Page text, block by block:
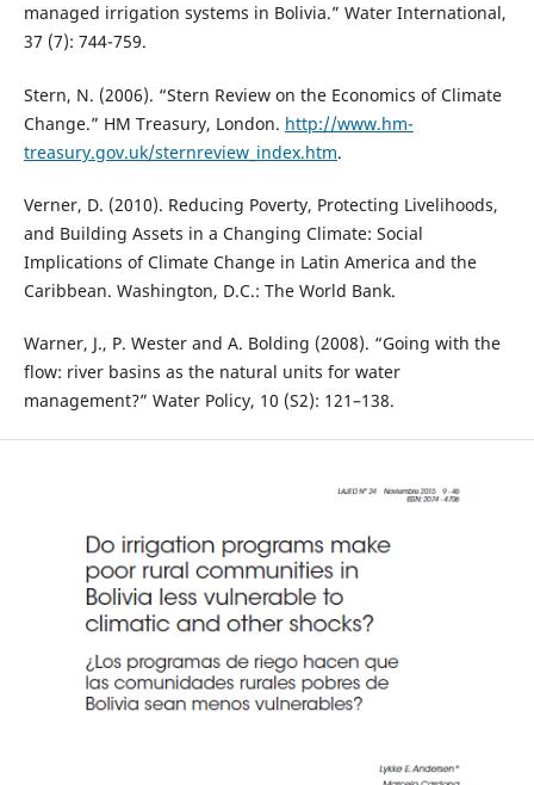
managed irrigation systems in Bolivia.” Water International,
37 (7): 744-759.
Stern, N. (2006). “Stern Review on the Economics of Climate
Change.” HM Treasury, London. http://www.hm-
treasury.gov.uk/sternreview_index.htm.
Verner, D. (2010). Reducing Poverty, Protecting Livelihoods,
and Building Assets in a Changing Climate: Social
Implications of Climate Change in Latin America and the
Caribbean. Washington, D.C.: The World Bank.
Warner, J., P. Wester and A. Bolding (2008). “Going with the
flow: river basins as the natural units for water
management?” Water Policy, 10 (S2): 121–138.